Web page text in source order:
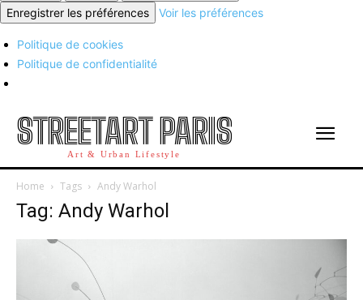
Enregistrer les préférences
Voir les préférences
Politique de cookies
Politique de confidentialité
STREETART PARIS
Art & Urban Lifestyle
Home Tags Andy Warhol
Tag: Andy Warhol